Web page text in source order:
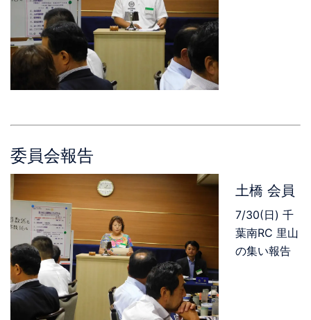
委員会報告
土橋 会員
7/30(日) 千
葉南RC 里山
の集い報告